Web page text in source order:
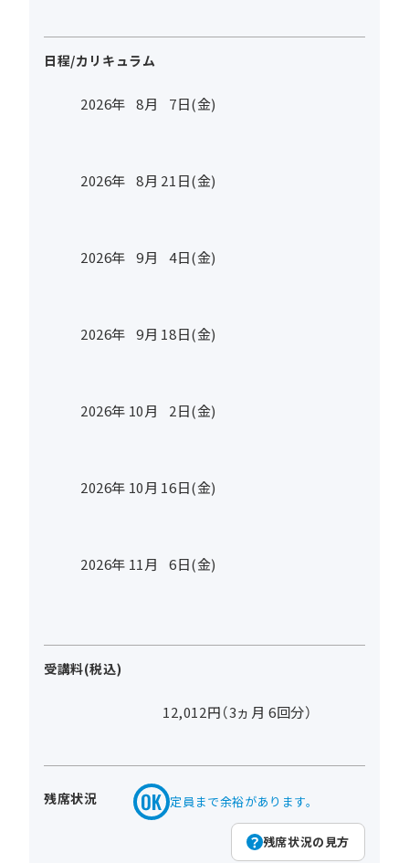
日程/カリキュラム
2026年 8月 7日(金)
2026年 8月 21日(金)
2026年 9月 4日(金)
2026年 9月 18日(金)
2026年 10月 2日(金)
2026年 10月 16日(金)
2026年 11月 6日(金)
受講料(税込)
12,012円（3ヵ月 6回分）
残席状況 定員まで余裕があります。
残席状況の見方